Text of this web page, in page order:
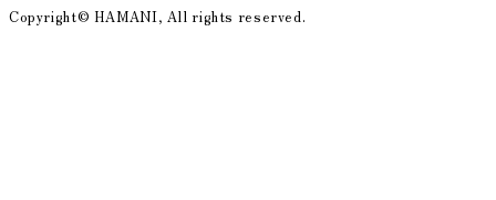
Copyright© HAMANI, All rights reserved.